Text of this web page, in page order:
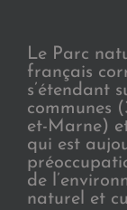
Le Parc
français
s’étendant
communes
et-Marne)
qui est
de
naturel et